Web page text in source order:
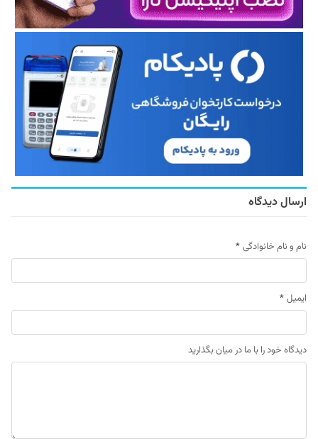
ارسال دیدگاه
نام و نام خانوادگی *
ایمیل *
دیدگاه خود را با ما در میان بگذارید